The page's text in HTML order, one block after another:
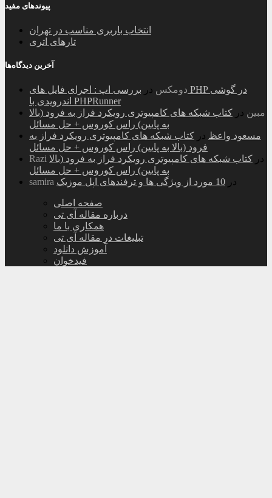
پیوندهای مفید
انتخاب باربری مناسب در تهران
تارهای اتری
آخرین دیدگاه‌ها
دومکس در بررسی اپ : اجرای فایل های PHP در گوشی
اندرویدی با PHPRunner
مبین در کتاب شبکه های کامپیوتری رویکرد فراز به فرود (بالا
به پایین) راس کوروس + حل مسائل
مسعود واعظ در کتاب شبکه های کامپیوتری رویکرد فراز به
فرود (بالا به پایین) راس کوروس + حل مسائل
Razi
در کتاب شبکه های کامپیوتری رویکرد فراز به فرود (بالا
به پایین) راس کوروس + حل مسائل
samira
در 10 مورد از ویژگی ها و ترفندهای اپل موزیک
صفحه اصلی
درباره مقاله آی تی
همکاری با ما
تبلیغات در مقاله آی تی
آموزش دانلود
فیدخوان